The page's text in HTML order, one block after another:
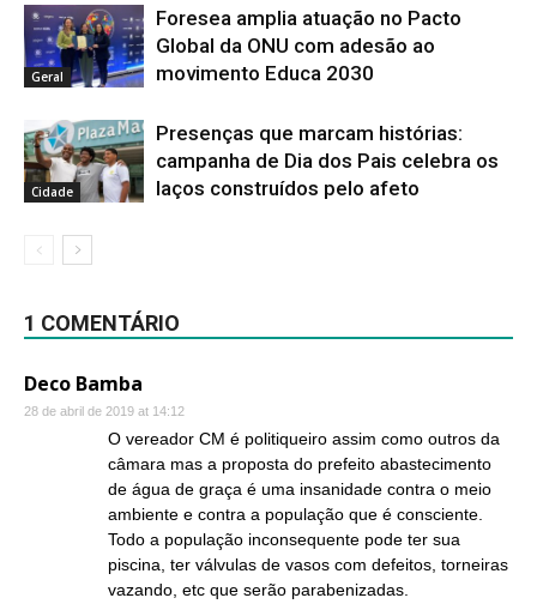
Geral
Foresea amplia atuação no Pacto
Global da ONU com adesão ao
movimento Educa 2030
Cidade
Presenças que marcam histórias:
campanha de Dia dos Pais celebra os
laços construídos pelo afeto
1 COMENTÁRIO
Deco Bamba
28 de abril de 2019 at 14:12
O vereador CM é politiqueiro assim como outros da
câmara mas a proposta do prefeito abastecimento
de água de graça é uma insanidade contra o meio
ambiente e contra a população que é consciente.
Todo a população inconsequente pode ter sua
piscina, ter válvulas de vasos com defeitos, torneiras
vazando, etc que serão parabenizadas.